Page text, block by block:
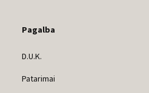
Pagalba
D.U.K.
Patarimai